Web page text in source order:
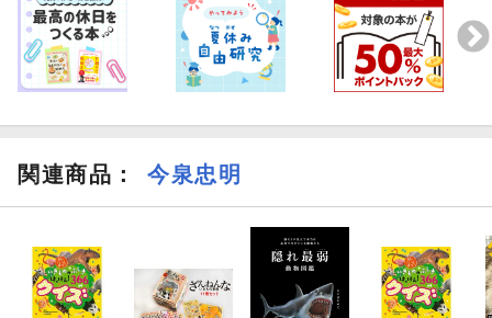
関連商品 ： 今泉忠明